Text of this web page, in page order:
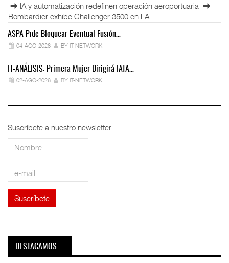
⮕ IA y automatización redefinen operación aeroportuaria ⮕
Bombardier exhibe Challenger 3500 en LA ...
ASPA Pide Bloquear Eventual Fusión…
04-AGO-2026 BY IT-NETWORK
IT-ANÁLISIS: Primera Mujer Dirigirá IATA…
02-AGO-2026 BY IT-NETWORK
Suscríbete a nuestro newsletter
DESTACAMOS